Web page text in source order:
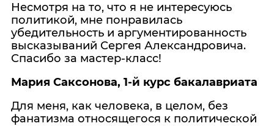
Несмотря на то, что я не интересуюсь
политикой, мне понравилась
убедительность и аргументированность
высказываний Сергея Александровича.
Спасибо за мастер-класс!
Мария Саксонова, 1-й курс бакалавриата
Для меня, как человека, в целом, без
фанатизма относящегося к политической